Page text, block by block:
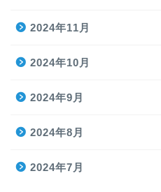
2024年11月
2024年10月
2024年9月
2024年8月
2024年7月